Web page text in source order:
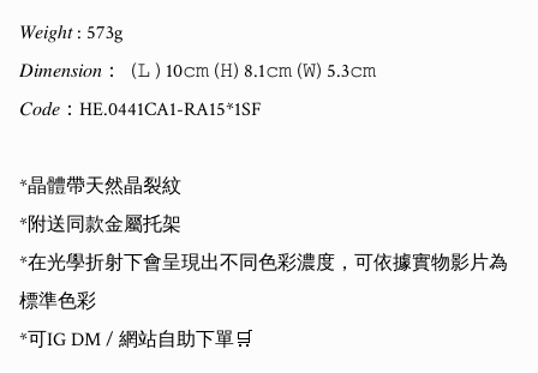
𝑊𝑒𝑖𝑔ℎ𝑡 : 573g
𝐷𝑖𝑚𝑒𝑛𝑠𝑖𝑜𝑛：  (𝙻 ) 10𝚌𝚖 (𝙷) 8.1𝚌𝚖 (𝚆) 5.3𝚌𝚖
𝐶𝑜𝑑𝑒：HE.0441CA1-RA15*1SF
*晶體帶天然晶裂紋
*附送同款金屬托架
*在光學折射下會呈現出不同色彩濃度，可依據實物影片為
標準色彩
*可IG DM / 網站自助下單🛒